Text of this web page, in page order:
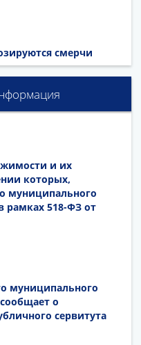
смерчи
и их
которых,
муниципального
рамках 518-ФЗ от
муниципального
о
сервитута